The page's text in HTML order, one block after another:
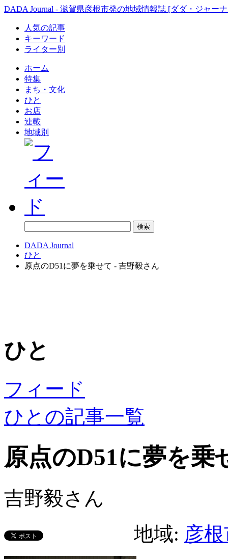
DADA Journal - 滋賀県彦根市発の地域情報誌 [ダダ・ジャー
人気の記事
キーワード
ライター別
ホーム
特集
まち・文化
ひと
お店
連載
地域別
DADA Journal
ひと
原点のD51に夢を乗せて - 吉野毅さん
ひと
フィード
ひとの記事一覧
原点のD51に夢を乗
吉野毅さん
地域: 彦